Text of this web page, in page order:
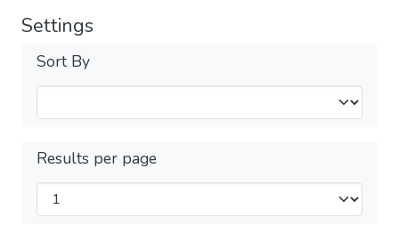
Settings
Sort By
Results per page